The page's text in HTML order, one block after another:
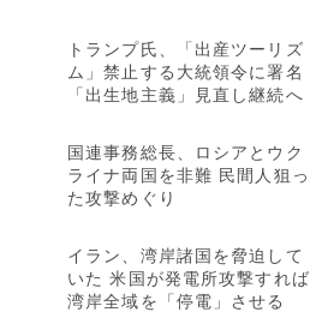
トランプ氏、「出産ツーリズ
ム」禁止する大統領令に署名
「出生地主義」見直し継続へ
国連事務総長、ロシアとウク
ライナ両国を非難 民間人狙っ
た攻撃めぐり
イラン、湾岸諸国を脅迫して
いた 米国が発電所攻撃すれば
湾岸全域を「停電」させる